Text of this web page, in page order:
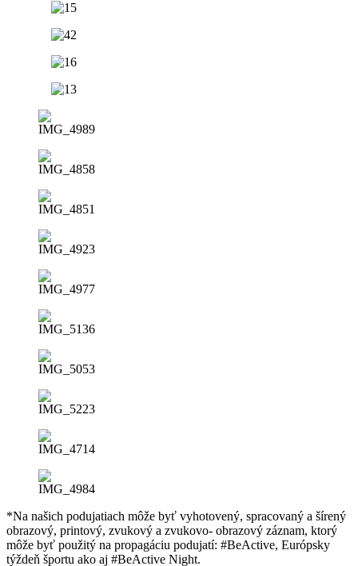
*Na našich podujatiach môže byť vyhotovený, spracovaný a šírený
obrazový, printový, zvukový a zvukovo- obrazový záznam, ktorý
môže byť použitý na propagáciu podujatí: #BeActive, Európsky
týždeň športu ako aj #BeActive Night.